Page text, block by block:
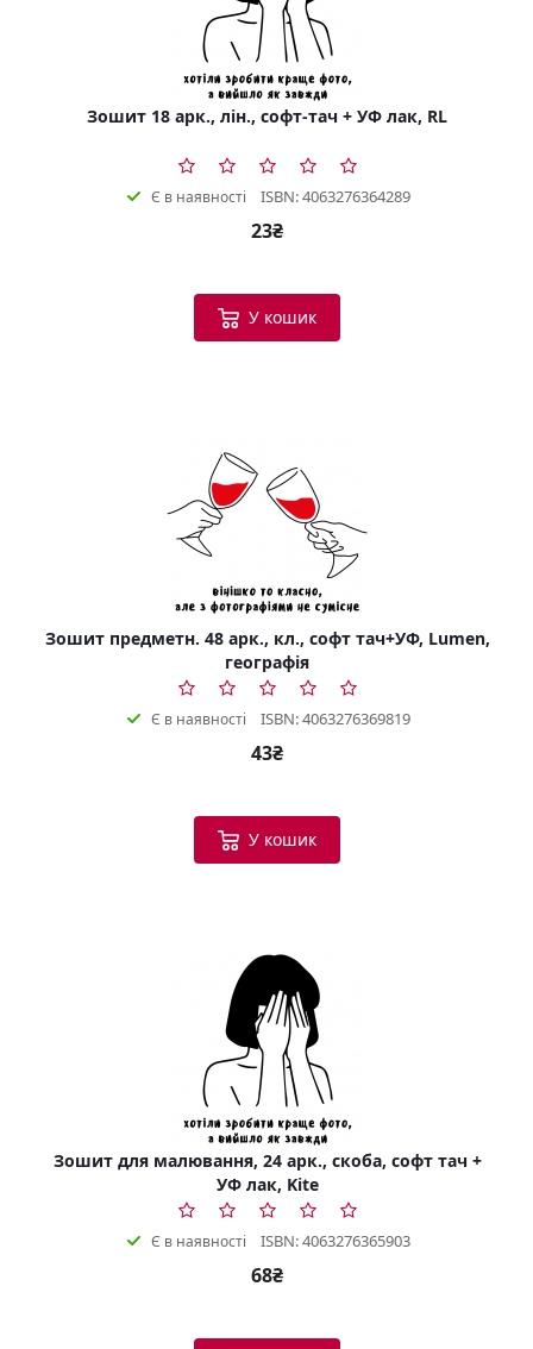
Зошит 18 арк., лін., софт-тач + УФ лак, RL
Є в наявності ISBN: 4063276364289
23₴
У кошик
Зошит предметн. 48 арк., кл., софт тач+УФ, Lumen,
географія
Є в наявності ISBN: 4063276369819
43₴
У кошик
Зошит для малювання, 24 арк., скоба, софт тач +
УФ лак, Kite
Є в наявності ISBN: 4063276365903
68₴